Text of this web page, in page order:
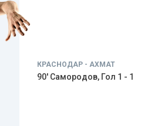
КРАСНОДАР - АХМАТ
90' Самородов, Гол 1 - 1